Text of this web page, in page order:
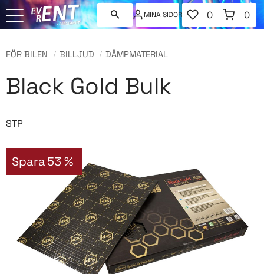
MINA SIDOR
FAVORITER
ANTAL
0
KUNDVAGN
0
FÖR BILEN BILLJUD DÄMPMATERIAL
Black Gold Bulk
STP
Spara53 %